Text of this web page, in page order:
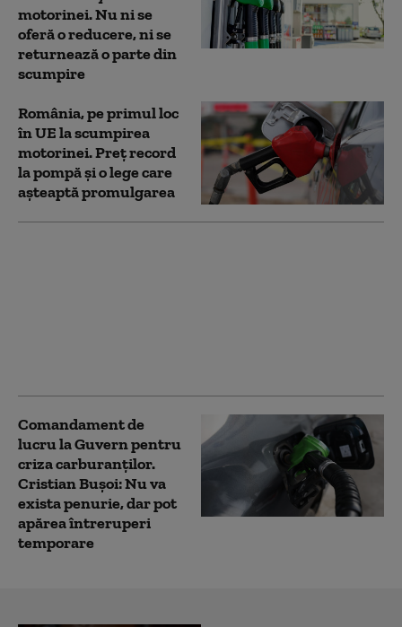
motorinei. Nu ni se
oferă o reducere, ni se
returnează o parte din
scumpire
România, pe primul loc
în UE la scumpirea
motorinei. Preț record
la pompă și o lege care
așteaptă promulgarea
Comandament de
lucru la Guvern pentru
criza carburanților.
Cristian Bușoi: Nu va
exista penurie, dar pot
apărea întreruperi
temporare